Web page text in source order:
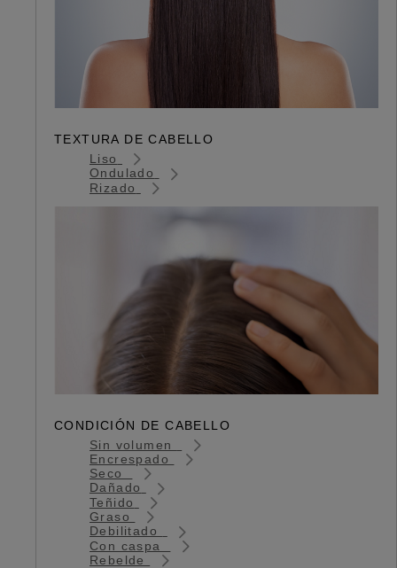
TEXTURA DE CABELLO
Liso
Ondulado
Rizado
CONDICIÓN DE CABELLO
Sin volumen
Encrespado
Seco
Dañado
Teñido
Graso
Debilitado
Con caspa
Rebelde